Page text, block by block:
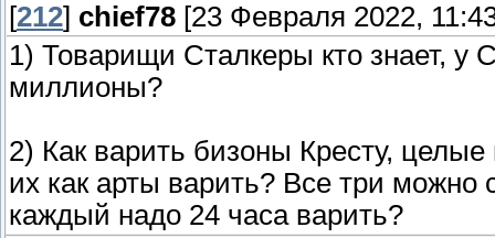
[212] chief78 [23 Февраля 2022,
1) Товарищи Сталкеры кто знает, у
миллионы?
2) Как варить бизоны Кресту,
их как арты варить? Все три можно
каждый надо 24 часа варить?